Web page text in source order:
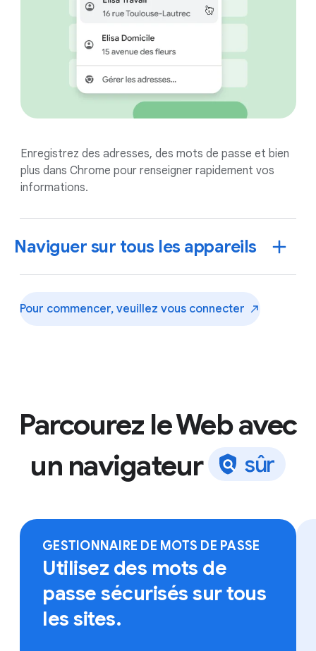
Enregistrez des adresses, des mots de passe et bien
plus dans Chrome pour renseigner rapidement vos
informations.
Naviguer sur tous les appareils
passe enregistrés et bien plus.
Pour commencer, veuillez vous connecter
Parcourez le Web avec
un navigateur
sûr
GESTIONNAIRE DE MOTS DE PASSE
Utilisez des mots de
passe sécurisés sur tous
les sites.